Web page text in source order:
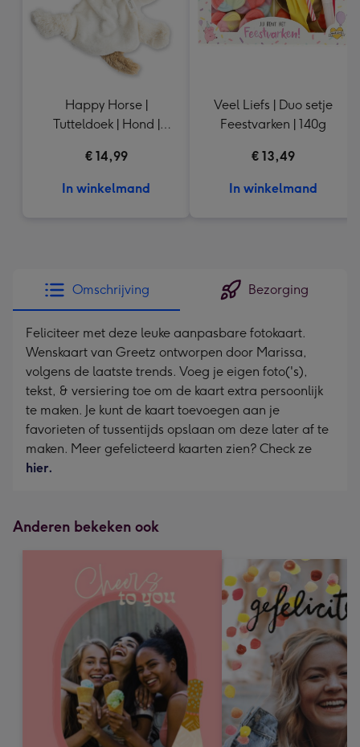
Happy Horse |
Tutteldoek | Hond |
€ 14,99
In winkelmand
Veel Liefs | Duo setje
Feestvarken | 140g
€ 13,49
In winkelmand
Omschrijving Bezorging
Feliciteer met deze leuke aanpasbare fotokaart.
Wenskaart van Greetz ontworpen door Marissa,
volgens de laatste trends. Voeg je eigen foto('s),
tekst, & versiering toe om de kaart extra persoonlijk
te maken. Je kunt de kaart toevoegen aan je
favorieten of tussentijds opslaan om deze later af te
maken. Meer gefelicteerd kaarten zien? Check ze
hier.
Anderen bekeken ook